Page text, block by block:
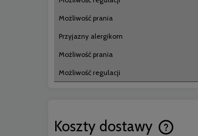
Możliwość prania
Przyjazny alergikom
Możliwość prania
Możliwość regulacji
Koszty dostawy